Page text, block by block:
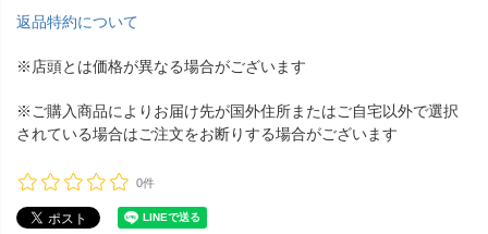
返品特約について
※店頭とは価格が異なる場合がございます
※ご購入商品によりお届け先が国外住所またはご自宅以外で選択
されている場合はご注文をお断りする場合がございます
0件